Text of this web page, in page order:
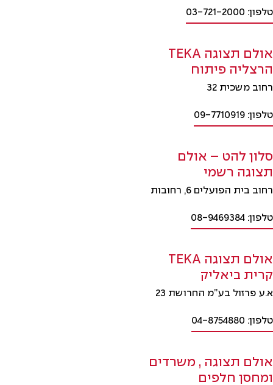
טלפון: 03-721-2000
אולם תצוגה TEKA
הרצליה פיתוח
רחוב משכית 32
טלפון: 09-7710919
סלון להט – אולם
תצוגה רשמי
רחוב בית הפועלים 6, רחובות
טלפון: 08-9469384
אולם תצוגה TEKA
קרית ביאליק
א.ע פרזול בע”מ החרושת 23
טלפון: 04-8754880
אולם תצוגה , משרדים
ומחסן חלפים